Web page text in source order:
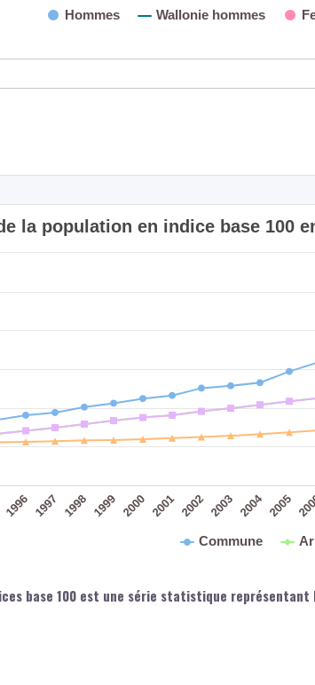
Hommes Wallonie hommes
la population en indice base 100
Commune
1996 1997 1998 1999 2000 2001 2002 2003 2004 2005
base 100 est une série statistique